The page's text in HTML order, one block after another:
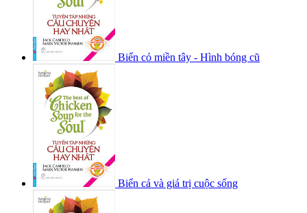
Biển cỏ miền tây - Hình bóng cũ
Biển cả và giá trị cuộc sống